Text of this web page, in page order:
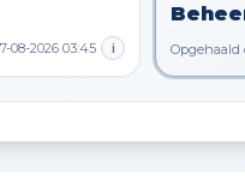
08-2026 03:45 i Opgehaald